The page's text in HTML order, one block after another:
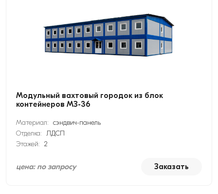
Модульный вахтовый городок из блок
контейнеров МЗ-36
Материал: сэндвич-панель
Отделка: ЛДСП
Этажей: 2
цена: по запросу Заказать